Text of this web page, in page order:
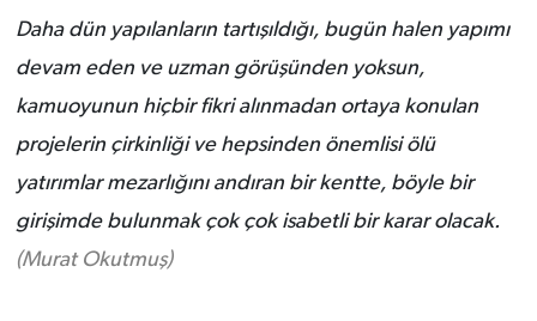
Daha dün yapılanların tartışıldığı, bugün halen yapımı
devam eden ve uzman görüşünden yoksun,
kamuoyunun hiçbir fikri alınmadan ortaya konulan
projelerin çirkinliği ve hepsinden önemlisi ölü
yatırımlar mezarlığını andıran bir kentte, böyle bir
girişimde bulunmak çok çok isabetli bir karar olacak.
(Murat Okutmuş)